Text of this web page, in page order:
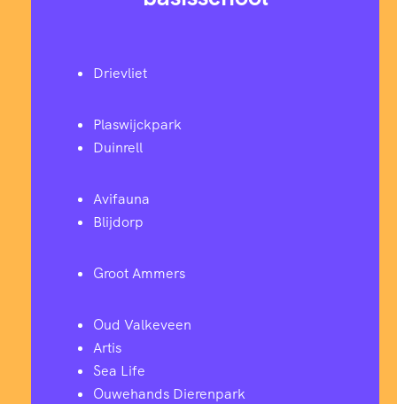
Drievliet
Plaswijckpark
Duinrell
Avifauna
Blijdorp
Groot Ammers
Oud Valkeveen
Artis
Sea Life
Ouwehands Dierenpark